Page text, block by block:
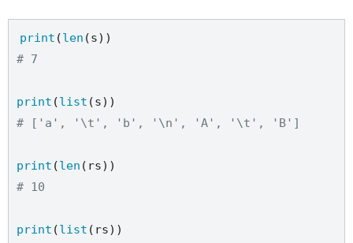
print (len
# 7
print (list
# ['a', '\t', 'b', '\n', 'A', '\t', 'B']
print (len
# 10
print (list